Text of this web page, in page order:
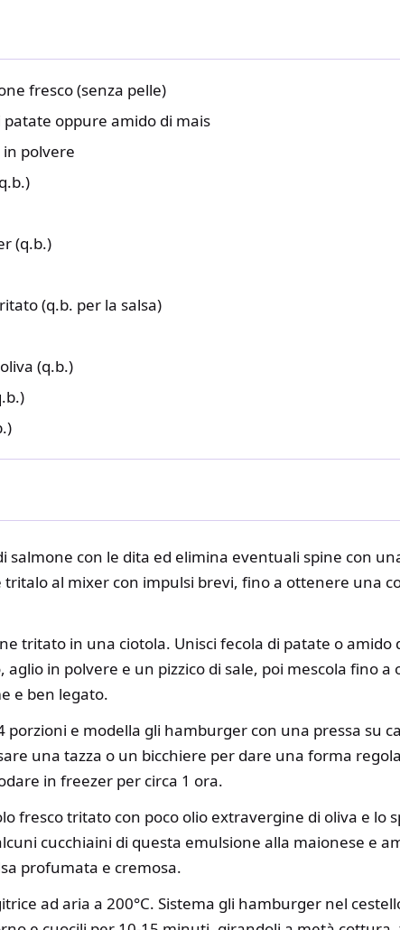
fresco (senza pelle)
patate oppure amido di mais
polvere
(q.b.)
(q.b. per la salsa)
(q.b.)
salmone con le dita ed elimina eventuali spine con
tritalo al mixer con impulsi brevi, fino a ottenere una
tritato in una ciotola. Unisci fecola di patate o amido
aglio in polvere e un pizzico di sale, poi mescola fino a
e ben legato.
porzioni e modella gli hamburger con una pressa su
una tazza o un bicchiere per dare una forma
in freezer per circa 1 ora.
fresco tritato con poco olio extravergine di oliva e lo
cucchiaini di questa emulsione alla maionese e
profumata e cremosa.
ad aria a 200°C. Sistema gli hamburger nel